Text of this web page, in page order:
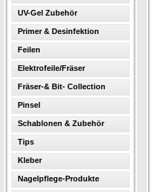
UV-Gel Zubehör
Primer & Desinfektion
Feilen
Elektrofeile/Fräser
Fräser-& Bit- Collection
Pinsel
Schablonen & Zubehör
Tips
Kleber
Nagelpflege-Produkte